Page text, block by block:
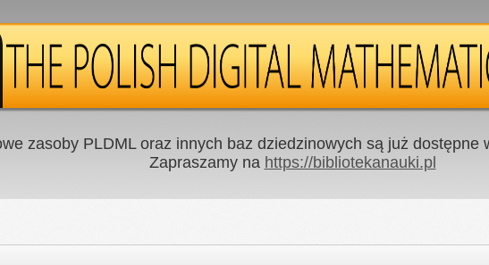
zasoby PLDML oraz innych baz dziedzinowych są już dostępne
Zapraszamy na https://bibliotekanauki.pl